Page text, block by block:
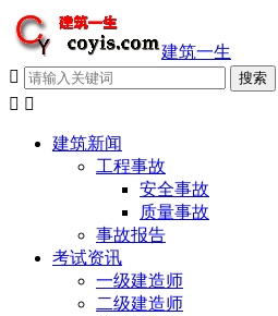
建筑一生

 
建筑新闻
工程事故
安全事故
质量事故
事故报告
考试资讯
一级建造师
二级建造师